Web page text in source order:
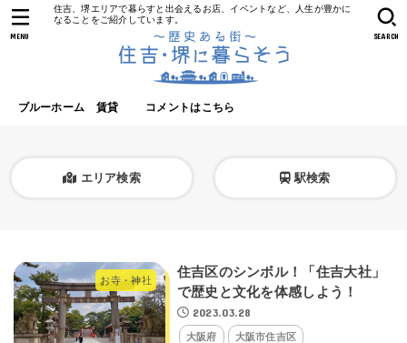
住吉、堺エリアで暮らすと出会えるお店、イベントなど、人生が豊かに
なることをご紹介しています。
ブルーホーム 賃貸 コメントはこちら
SEARCH
MENU
エリア検索 駅検索
お寺・神社
住吉区のシンボル！「住吉大社」
で歴史と文化を体感しよう！
2023.03.28
大阪府 大阪市住吉区